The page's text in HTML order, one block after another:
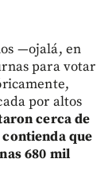
—ojalá, en
para votar
por altos
cerca de
que
680 mil